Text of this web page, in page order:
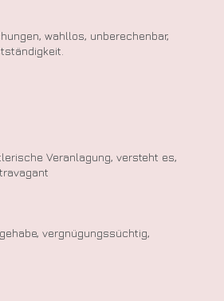
wahllos, unberechenbar,
Veranlagung, versteht es,
vergnügungssüchtig,